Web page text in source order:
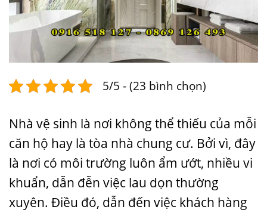
5/5 - (23 bình chọn)
Nhà vệ sinh là nơi không thể thiếu của mỗi
căn hộ hay là tòa nhà chung cư. Bởi vì, đây
là nơi có môi trường luôn ẩm ướt, nhiều vi
khuẩn, dẫn đễn việc lau dọn thường
xuyên. Điều đó, dẫn đến việc khách hàng